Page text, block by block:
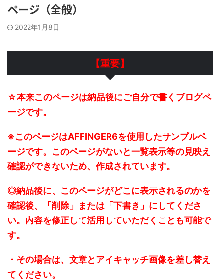
ページ（全般）
2022年1月8日
【重要】
☆本来このページは納品後にご自分で書くブログペ
ージです。
※このページはAFFINGER6を使用したサンプルペ
ージです。このページがないと一覧表示等の見映え
確認ができないため、作成されています。
◎納品後に、このページがどこに表示されるのかを
確認後、「削除」または「下書き」にしてくださ
い。内容を修正して活用していただくことも可能で
す。
・その場合は、文章とアイキャッチ画像を差し替え
てください。